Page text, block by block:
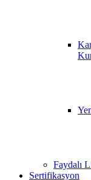
Faydalı
Sertifikasyon